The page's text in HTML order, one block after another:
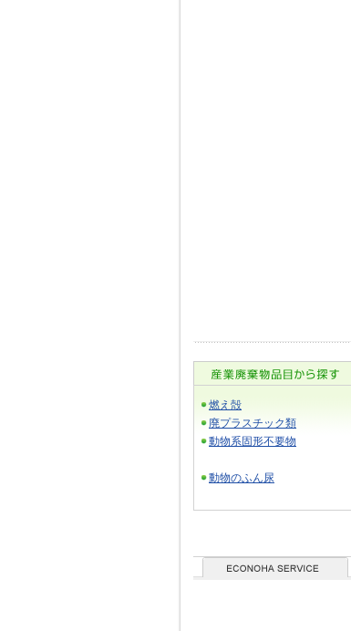
燃え殻
廃プラスチック類
動物系固形不要物
動物のふん尿